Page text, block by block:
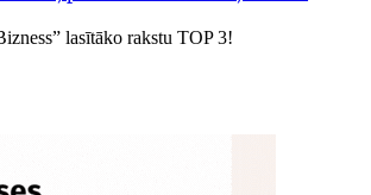
lasītāko rakstu TOP 3!